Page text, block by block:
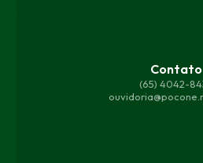
Contato
(65) 4042-